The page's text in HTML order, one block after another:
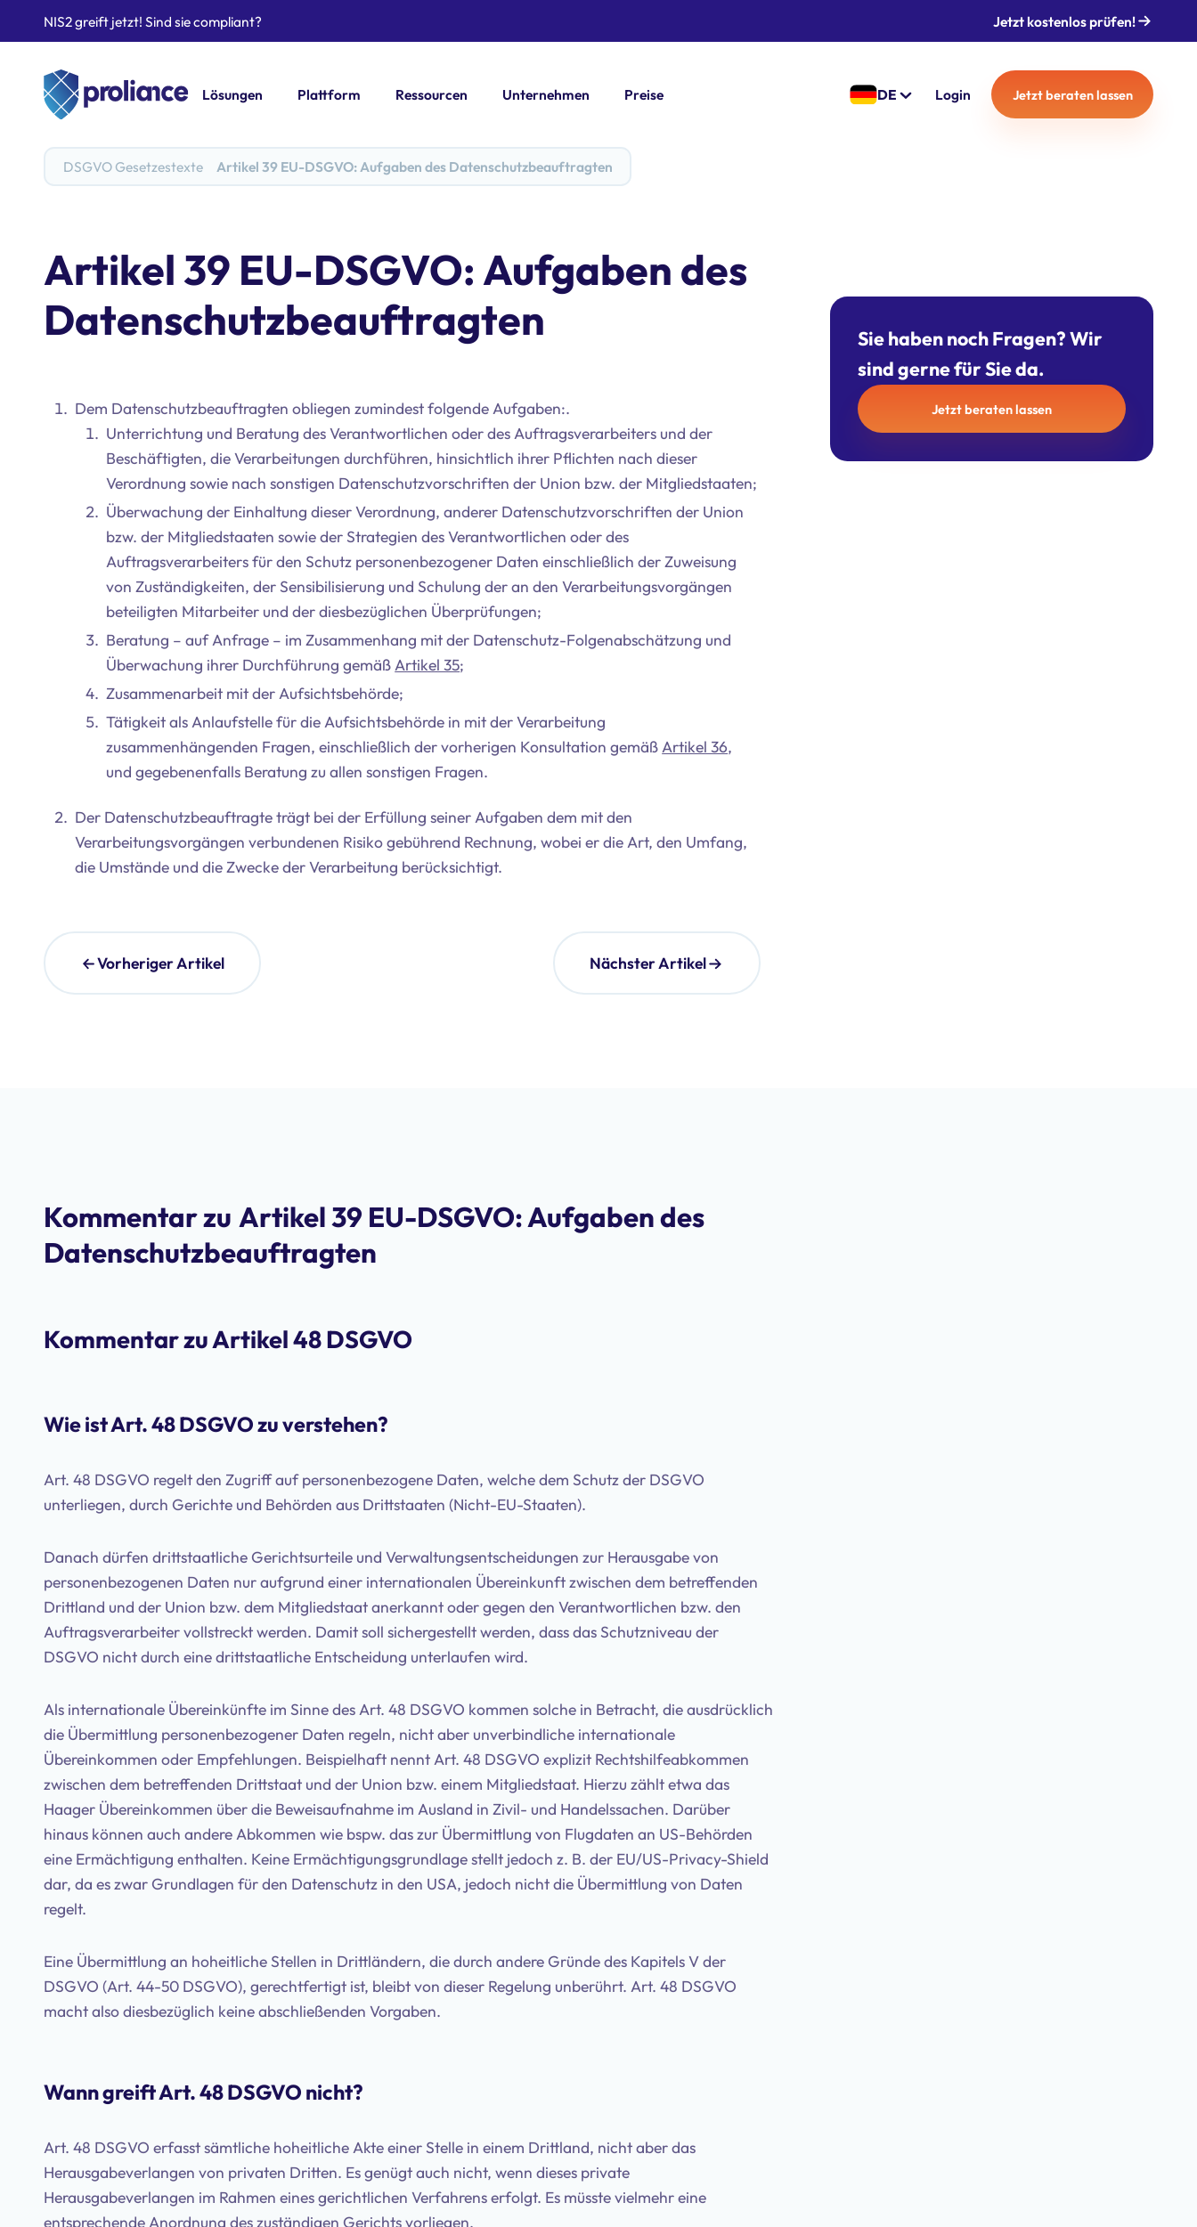
NIS2 greift jetzt! Sind sie compliant? Jetzt kostenlos prüfen!
Lösungen Plattform Ressourcen Unternehmen Preise DE Login Jetzt beraten lassen
DSGVO Gesetzestexte Artikel 39 EU-DSGVO: Aufgaben des Datenschutzbeauftragten
Artikel 39 EU-DSGVO: Aufgaben des
Datenschutzbeauftragten
Dem Datenschutzbeauftragten obliegen zumindest folgende Aufgaben:.
Unterrichtung und Beratung des Verantwortlichen oder des Auftragsverarbeiters und der
Beschäftigten, die Verarbeitungen durchführen, hinsichtlich ihrer Pflichten nach dieser
Verordnung sowie nach sonstigen Datenschutzvorschriften der Union bzw. der Mitgliedstaaten;
Überwachung der Einhaltung dieser Verordnung, anderer Datenschutzvorschriften der Union
bzw. der Mitgliedstaaten sowie der Strategien des Verantwortlichen oder des
Auftragsverarbeiters für den Schutz personenbezogener Daten einschließlich der Zuweisung
von Zuständigkeiten, der Sensibilisierung und Schulung der an den Verarbeitungsvorgängen
beteiligten Mitarbeiter und der diesbezüglichen Überprüfungen;
Beratung – auf Anfrage – im Zusammenhang mit der Datenschutz-Folgenabschätzung und
Überwachung ihrer Durchführung gemäßArtikel 35;
Zusammenarbeit mit der Aufsichtsbehörde;
Tätigkeit als Anlaufstelle für die Aufsichtsbehörde in mit der Verarbeitung
zusammenhängenden Fragen, einschließlich der vorherigen Konsultation gemäßArtikel 36,
und gegebenenfalls Beratung zu allen sonstigen Fragen.
Der Datenschutzbeauftragte trägt bei der Erfüllung seiner Aufgaben dem mit den
Verarbeitungsvorgängen verbundenen Risiko gebührend Rechnung, wobei er die Art, den Umfang,
die Umstände und die Zwecke der Verarbeitung berücksichtigt.
Vorheriger Artikel Nächster Artikel
Sie haben noch Fragen? Wir
sind gerne für Sie da.
Jetzt beraten lassen
Kommentar zu Artikel 39 EU-DSGVO: Aufgaben des
Datenschutzbeauftragten
Kommentar zu Artikel 48 DSGVO
Wie ist Art. 48 DSGVO zu verstehen?
Art. 48 DSGVO regelt den Zugriff auf personenbezogene Daten, welche dem Schutz der DSGVO
unterliegen, durch Gerichte und Behörden aus Drittstaaten (Nicht-EU-Staaten).
Danach dürfen drittstaatliche Gerichtsurteile und Verwaltungsentscheidungen zur Herausgabe von
personenbezogenen Daten nur aufgrund einer internationalen Übereinkunft zwischen dem betreffenden
Drittland und der Union bzw. dem Mitgliedstaat anerkannt oder gegen den Verantwortlichen bzw. den
Auftragsverarbeiter vollstreckt werden. Damit soll sichergestellt werden, dass das Schutzniveau der
DSGVO nicht durch eine drittstaatliche Entscheidung unterlaufen wird.
Als internationale Übereinkünfte im Sinne des Art. 48 DSGVO kommen solche in Betracht, die ausdrücklich
die Übermittlung personenbezogener Daten regeln, nicht aber unverbindliche internationale
Übereinkommen oder Empfehlungen. Beispielhaft nennt Art. 48 DSGVO explizit Rechtshilfeabkommen
zwischen dem betreffenden Drittstaat und der Union bzw. einem Mitgliedstaat. Hierzu zählt etwa das
Haager Übereinkommen über die Beweisaufnahme im Ausland in Zivil- und Handelssachen. Darüber
hinaus können auch andere Abkommen wie bspw. das zur Übermittlung von Flugdaten an US-Behörden
eine Ermächtigung enthalten. Keine Ermächtigungsgrundlage stellt jedoch z. B. der EU/US-Privacy-Shield
dar, da es zwar Grundlagen für den Datenschutz in den USA, jedoch nicht die Übermittlung von Daten
regelt.
Eine Übermittlung an hoheitliche Stellen in Drittländern, die durch andere Gründe des Kapitels V der
DSGVO (Art. 44-50 DSGVO), gerechtfertigt ist, bleibt von dieser Regelung unberührt. Art. 48 DSGVO
macht also diesbezüglich keine abschließenden Vorgaben.
Wann greift Art. 48 DSGVO nicht?
Art. 48 DSGVO erfasst sämtliche hoheitliche Akte einer Stelle in einem Drittland, nicht aber das
Herausgabeverlangen von privaten Dritten. Es genügt auch nicht, wenn dieses private
Herausgabeverlangen im Rahmen eines gerichtlichen Verfahrens erfolgt. Es müsste vielmehr eine
entsprechende Anordnung des zuständigen Gerichts vorliegen.